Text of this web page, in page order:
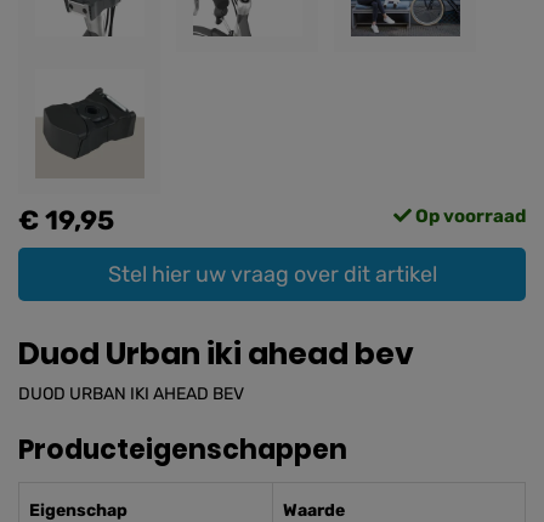
€ 19,95 Op voorraad
Stel hier uw vraag over dit artikel
Duod Urban iki ahead bev
DUOD URBAN IKI AHEAD BEV
Producteigenschappen
Eigenschap Waarde